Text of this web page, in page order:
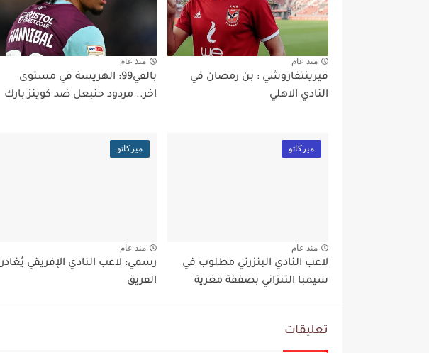
منذ عام
فيرينتفاروشي : بن رمضان في
النادي الاهلي
منذ عام
بالفي99: الهريسة في مستوى
اخر.. مردود حنبعل ضد كوينز بارك
ميركاتو
منذ عام
لاعب النادي البنزرتي مطلوب في
سيمبا التنزاني بصفقة مغرية
ميركاتو
منذ عام
رسمي: لاعب النادي الإفريقي يُغادر
الفريق
تعليقات